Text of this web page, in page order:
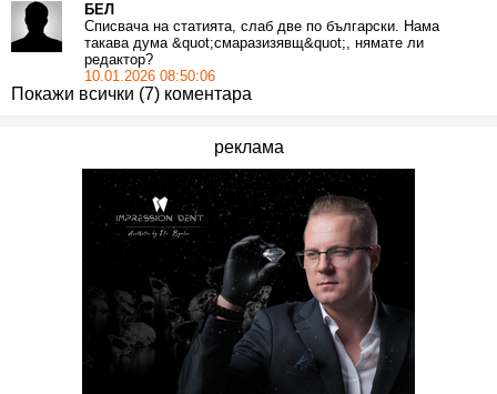
БЕЛ
Списвача на статията, слаб две по български. Нама
такава дума &quot;смаразизявщ&quot;, нямате ли
редактор?
10.01.2026 08:50:06
Покажи всички (7) коментара
реклама